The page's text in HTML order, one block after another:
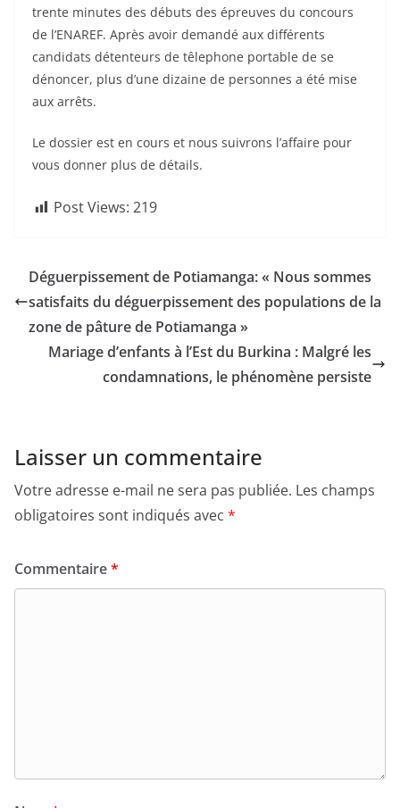
trente minutes des débuts des épreuves du concours
de l’ENAREF. Après avoir demandé aux différents
candidats détenteurs de têlephone portable de se
dénoncer, plus d’une dizaine de personnes a été mise
aux arrêts.
Le dossier est en cours et nous suivrons l’affaire pour
vous donner plus de détails.
Post Views: 219
Déguerpissement de Potiamanga: « Nous sommes
satisfaits du déguerpissement des populations de la
zone de pâture de Potiamanga »
Mariage d’enfants à l’Est du Burkina : Malgré les
condamnations, le phénomène persiste
Laisser un commentaire
Votre adresse e-mail ne sera pas publiée. Les champs
obligatoires sont indiqués avec *
Commentaire*